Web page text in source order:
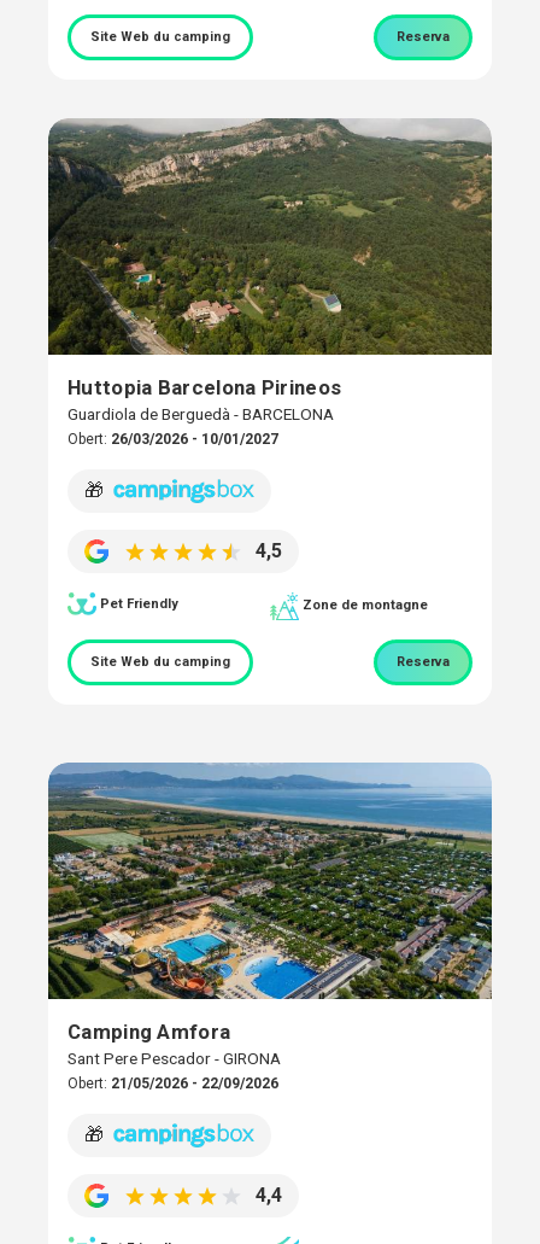
Site Web du camping Reserva
Huttopia Barcelona Pirineos
Guardiola de Berguedà - BARCELONA
Obert: 26/03/2026 - 10/01/2027
🎁
4,5
Pet Friendly Zone de montagne
Site Web du camping Reserva
Camping Amfora
Sant Pere Pescador - GIRONA
Obert: 21/05/2026 - 22/09/2026
🎁
4,4